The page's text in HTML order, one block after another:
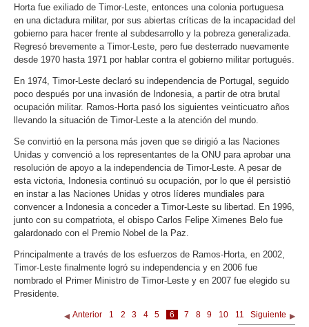
Horta fue exiliado de Timor-Leste, entonces una colonia portuguesa
en una dictadura militar, por sus abiertas críticas de la incapacidad del
gobierno para hacer frente al subdesarrollo y la pobreza generalizada.
Regresó brevemente a Timor-Leste, pero fue desterrado nuevamente
desde 1970 hasta 1971 por hablar contra el gobierno militar portugués.
En 1974, Timor-Leste declaró su independencia de Portugal, seguido
poco después por una invasión de Indonesia, a partir de otra brutal
ocupación militar. Ramos-Horta pasó los siguientes veinticuatro años
llevando la situación de Timor-Leste a la atención del mundo.
Se convirtió en la persona más joven que se dirigió a las Naciones
Unidas y convenció a los representantes de la ONU para aprobar una
resolución de apoyo a la independencia de Timor-Leste. A pesar de
esta victoria, Indonesia continuó su ocupación, por lo que él persistió
en instar a las Naciones Unidas y otros líderes mundiales para
convencer a Indonesia a conceder a Timor-Leste su libertad. En 1996,
junto con su compatriota, el obispo Carlos Felipe Ximenes Belo fue
galardonado con el Premio Nobel de la Paz.
Principalmente a través de los esfuerzos de Ramos-Horta, en 2002,
Timor-Leste finalmente logró su independencia y en 2006 fue
nombrado el Primer Ministro de Timor-Leste y en 2007 fue elegido su
Presidente.
Anterior 1 2 3 4 5 6 7 8 9 10 11 Siguiente